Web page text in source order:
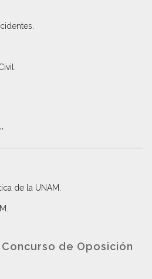
.
.
de la UNAM.
.
de Oposición